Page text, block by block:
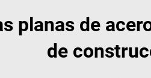
planas de
de